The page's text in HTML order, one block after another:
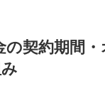
契約期間・